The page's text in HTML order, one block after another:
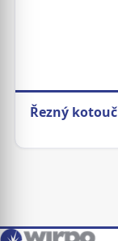
Řezný kotouč